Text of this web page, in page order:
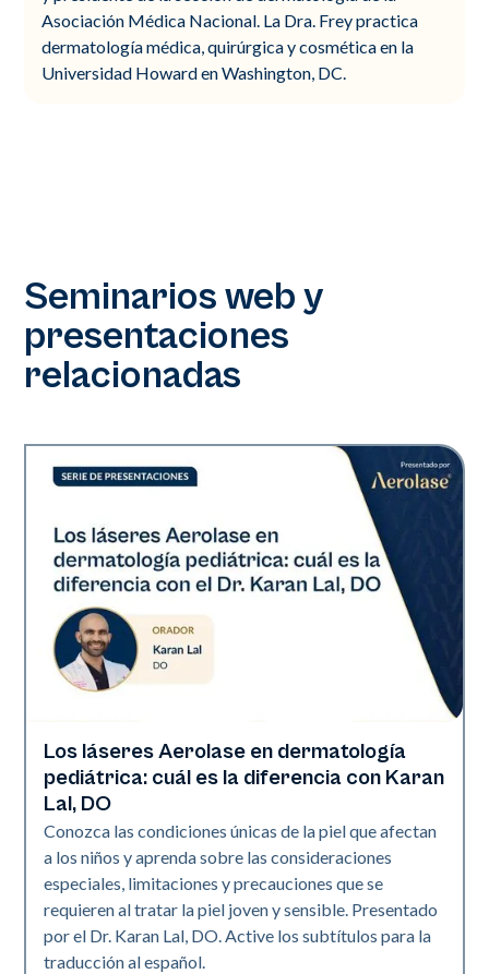
Asociación Médica Nacional. La Dra. Frey practica
dermatología médica, quirúrgica y cosmética en la
Universidad Howard en Washington, DC.
Seminarios web y
presentaciones
relacionadas
Art of Diversity
Los láseres Aerolase en dermatología
pediátrica: cuál es la diferencia con Karan
Lal, DO
Conozca las condiciones únicas de la piel que afectan
a los niños y aprenda sobre las consideraciones
especiales, limitaciones y precauciones que se
requieren al tratar la piel joven y sensible. Presentado
por el Dr. Karan Lal, DO. Active los subtítulos para la
traducción al español.